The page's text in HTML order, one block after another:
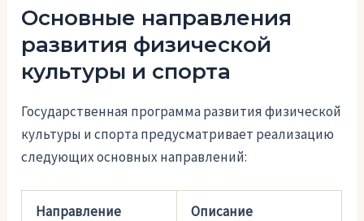
Основные направления
развития физической
культуры и спорта
Государственная программа развития физической
культуры и спорта предусматривает реализацию
следующих основных направлений:
Направление Описание